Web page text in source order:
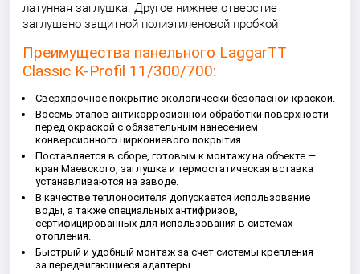
латунная заглушка. Другое нижнее отверстие
заглушено защитной полиэтиленовой пробкой
Преимущества панельного LaggarTT
Classic K-Profil 11/300/700:
Сверхпрочное покрытие экологически безопасной краской.
Восемь этапов антикоррозионной обработки поверхности
перед окраской с обязательным нанесением
конверсионного циркониевого покрытия.
Поставляется в сборе, готовым к монтажу на объекте —
кран Маевского, заглушка и термостатическая вставка
устанавливаются на заводе.
В качестве теплоносителя допускается использование
воды, а также специальных антифризов,
сертифицированных для использования в системах
отопления.
Быстрый и удобный монтаж за счет системы крепления
за передвигающиеся адаптеры.